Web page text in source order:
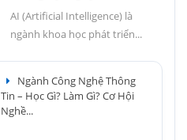
AI (Artificial Intelligence) là
ngành khoa học phát triển...
Ngành Công Nghệ Thông
Tin – Học Gì? Làm Gì? Cơ Hội
Nghề...